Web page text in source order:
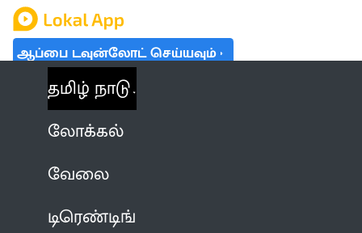
ஆப்பை டவுன்லோட் செய்யவும்
தமிழ் நாடு
லோக்கல்
வேலை
டிரெண்டிங்